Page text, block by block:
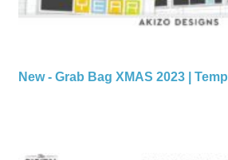
New - Grab Bag XMAS 2023 |